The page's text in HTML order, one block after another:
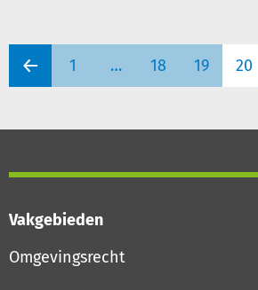
1 … 18 19 20
Vakgebieden
Omgevingsrecht